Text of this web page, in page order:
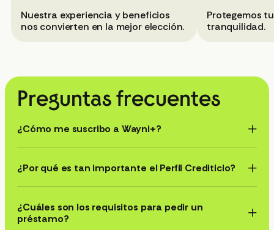
Nuestra experiencia y beneficios
nos convierten en la mejor elección.
Protegemos
tranquilidad.
¿Cómo me suscribo a Wayni+?
¿Por qué es tan importante el Perfil Crediticio?
¿Cuáles son los requisitos para pedir un
préstamo?